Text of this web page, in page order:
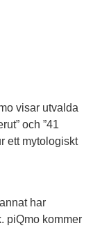
visar utvalda
och ”41
ett mytologiskt
har
piQmo kommer